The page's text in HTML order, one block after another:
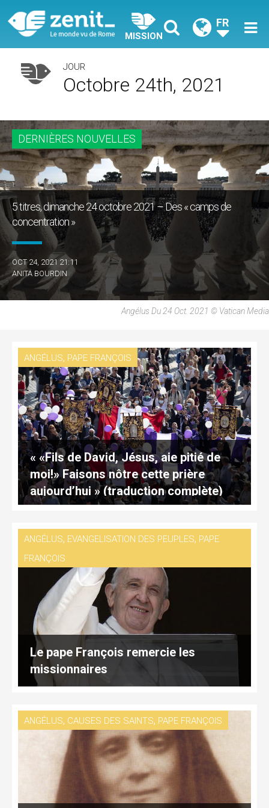
MISSION
FR
JOUR
Octobre 24th, 2021
DERNIÈRES NOUVELLES
5 titres, dimanche 24 octobre 2021 – Des « camps de
concentration »
OCT 24, 2021 21:11
ANITA BOURDIN
Angélus Du 24 Oct. 2021 © Vatican Media
ANGÉLUS, PAPE FRANÇOIS
« «Fils de David, Jésus, aie pitié de
moi!» Faisons nôtre cette prière
aujourd’hui » (traduction complète)
ANGÉLUS, EVANGELISATION DES PEUPLES, PAPE
FRANÇOIS
Le pape François remercie les
missionnaires
ANGÉLUS, CAUSES DES SAINTS, PAPE FRANÇOIS